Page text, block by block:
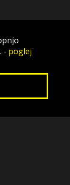
- poglej